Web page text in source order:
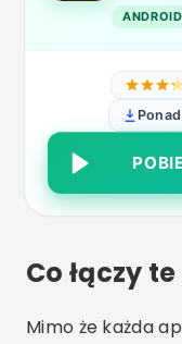
ANDROID
Co łączy
Mimo że każda